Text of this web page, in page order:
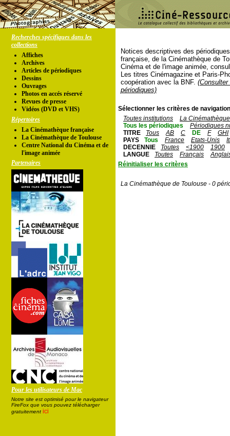
Recherches spécifiques dans les
collections
Affiches
Archives
Articles de périodiques
Dessins
Ouvrages
Photos en accés réservé
Revues de presse
Vidéos (DVD et VHS)
Répertoires
La Cinémathèque française
La Cinémathèque de Toulouse
Centre National du Cinéma et de
l'image animée
Partenaires
Pour les utilisateurs de Mac
Notre site est optimisé pour le navigateur
FireFox que vous pouvez télécharger
gratuitement ici
Notices descriptives des
française, de la Cinémathèque de
Cinéma et de l'image animée,
Les titres Cinémagazine et Paris-
coopération avec la BNF.
périodiques)
Sélectionner les critères de
Toutes institutions
La
Tous les périodiques
Périodiques
TITRE
Tous AB C DE F
GHI
PAYS
Tous France Etats-Unis
DECENNIE
Toutes <1900
1900
LANGUE
Toutes Français
Réinitialiser les critères
La Cinémathèque de Toulouse - 0